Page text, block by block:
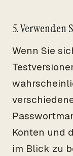
5. Verwenden
Wenn Sie
Konten und
im Blick zu